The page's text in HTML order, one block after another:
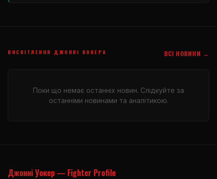
ВИСВІТЛЕННЯ ДЖОННІ ВОКЕРА ВСІ НОВИНИ →
Поки що немає останніх новин. Слідкуйте за
останніми новинами та аналітикою.
Джонні Уокер — Fighter Profile